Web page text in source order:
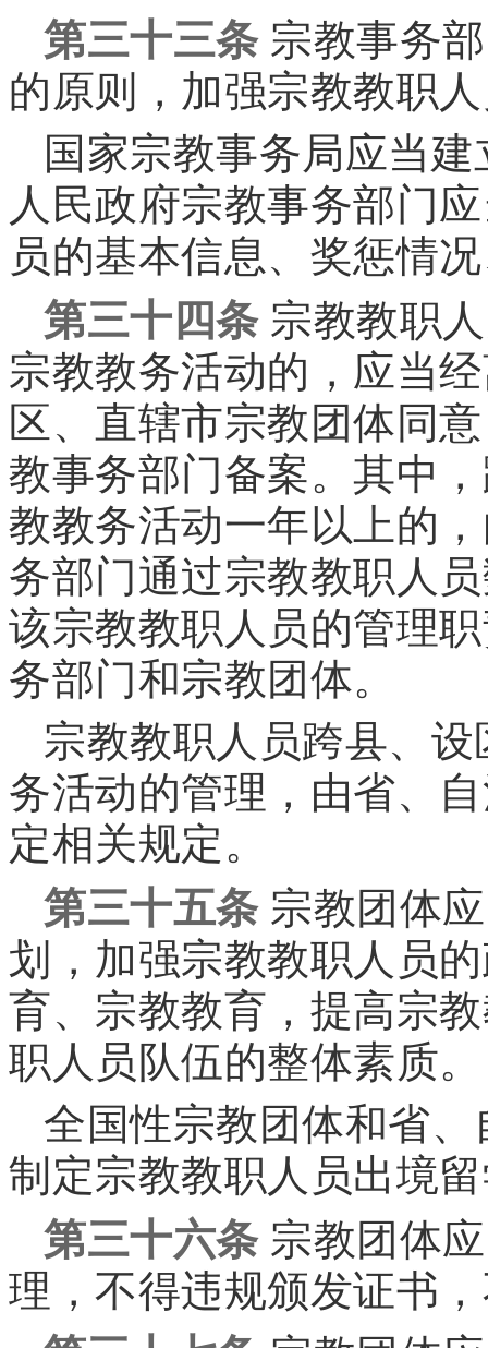
第三十三条宗教事务
的原则，加强宗教教职
国家宗教事务局应当
人民政府宗教事务部门
员的基本信息、奖惩情
第三十四条宗教教职
宗教教务活动的，应当
区、直辖市宗教团体同
教事务部门备案。其中
教教务活动一年以上的
务部门通过宗教教职人
该宗教教职人员的管理
务部门和宗教团体。
宗教教职人员跨县、
务活动的管理，由省、
定相关规定。
第三十五条宗教团体
划，加强宗教教职人员
育、宗教教育，提高宗
职人员队伍的整体素质。
全国性宗教团体和省
制定宗教教职人员出境
第三十六条宗教团体
理，不得违规颁发证书